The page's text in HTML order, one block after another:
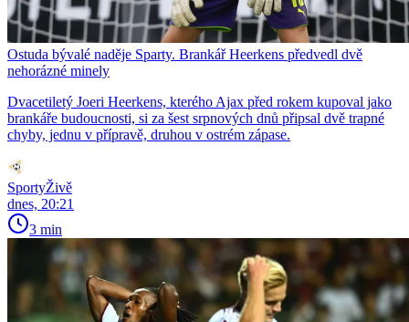
Ostuda bývalé naděje Sparty. Brankář Heerkens předvedl dvě
nehorázné minely
Dvacetiletý Joeri Heerkens, kterého Ajax před rokem kupoval jako
brankáře budoucnosti, si za šest srpnových dnů připsal dvě trapné
chyby, jednu v přípravě, druhou v ostrém zápase.
SportyŽivě
dnes, 20:21
3 min